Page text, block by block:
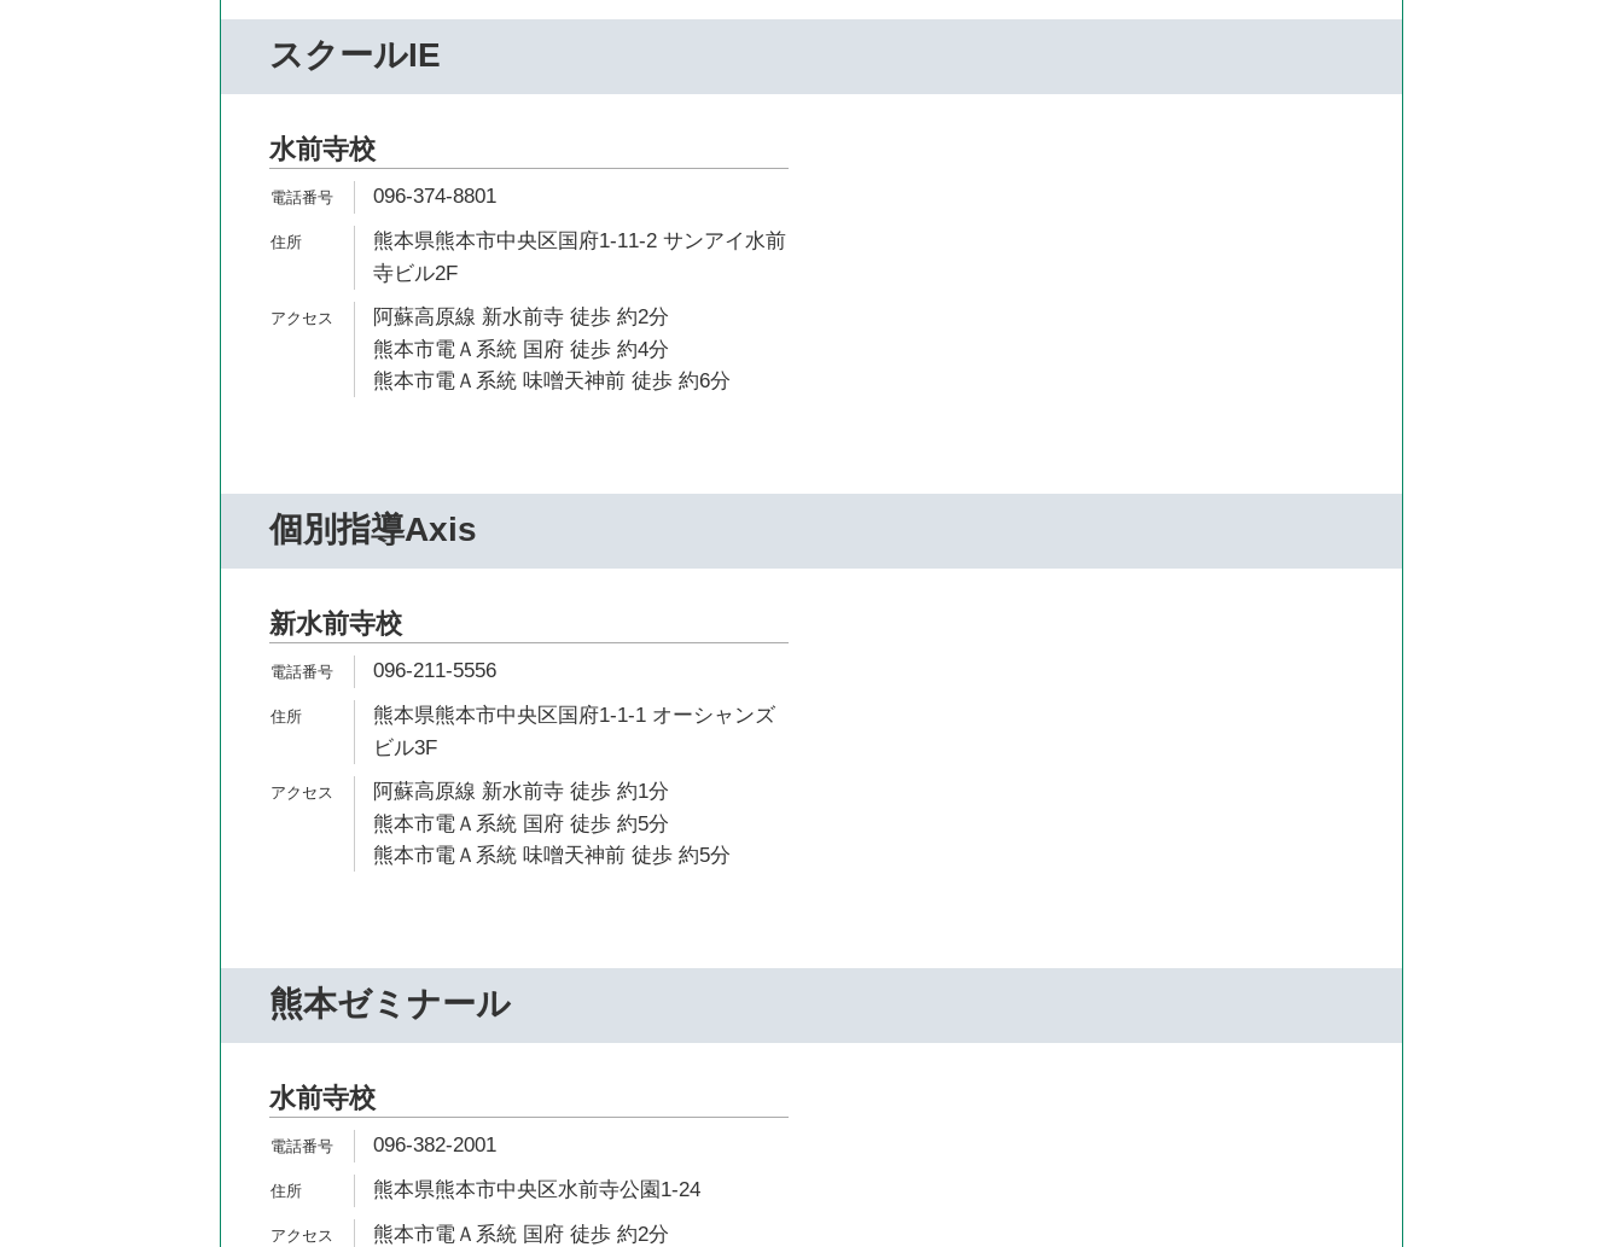
スクールIE
水前寺校
096-374-8801
熊本県熊本市中央区国府1-11-2 サンアイ水前
寺ビル2F
阿蘇高原線 新水前寺 徒歩 約2分
熊本市電Ａ系統 国府 徒歩 約4分
熊本市電Ａ系統 味噌天神前 徒歩 約6分
個別指導Axis
新水前寺校
096-211-5556
熊本県熊本市中央区国府1-1-1 オーシャンズ
ビル3F
阿蘇高原線 新水前寺 徒歩 約1分
熊本市電Ａ系統 国府 徒歩 約5分
熊本市電Ａ系統 味噌天神前 徒歩 約5分
熊本ゼミナール
水前寺校
096-382-2001
熊本県熊本市中央区水前寺公園1-24
熊本市電Ａ系統 国府 徒歩 約2分